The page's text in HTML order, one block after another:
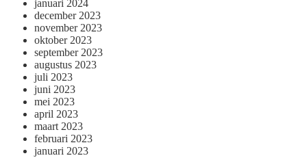
januari 2024
december 2023
november 2023
oktober 2023
september 2023
augustus 2023
juli 2023
juni 2023
mei 2023
april 2023
maart 2023
februari 2023
januari 2023